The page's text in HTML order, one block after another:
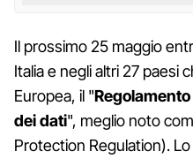
Il prossimo 25 maggio
Italia e negli altri 27 paesi
Europea, il "
dei dati", meglio noto
Protection Regulation).